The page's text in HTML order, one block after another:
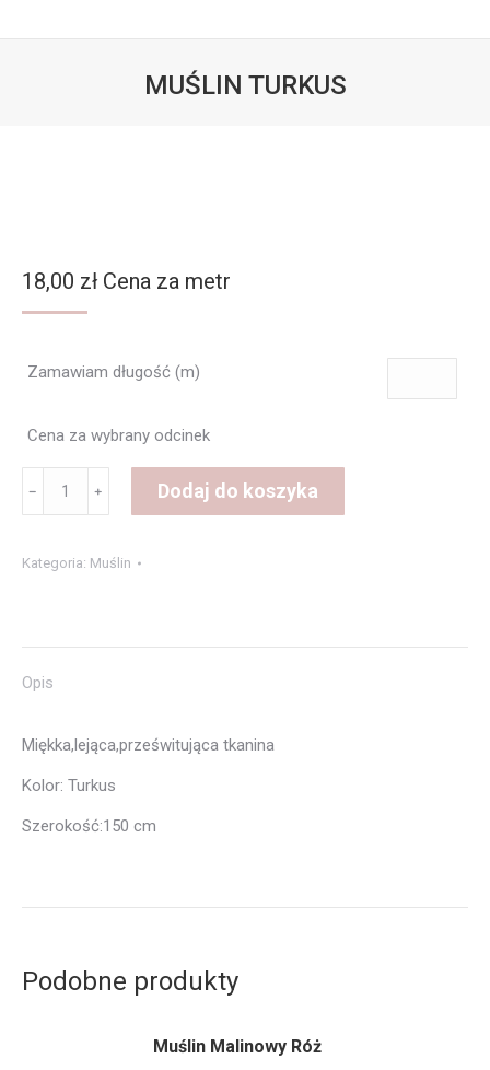
MUŚLIN TURKUS
18,00 zł Cena za metr
Zamawiam długość (m)
Cena za wybrany odcinek
Muślin
﹣ ﹢ Dodaj do koszyka
Kategoria: Muślin
Opis
Miękka,lejąca,prześwitująca tkanina
Kolor: Turkus
Szerokość:150 cm
Podobne produkty
Muślin Malinowy Róż